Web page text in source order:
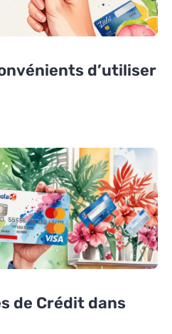
d’utiliser
de Crédit dans